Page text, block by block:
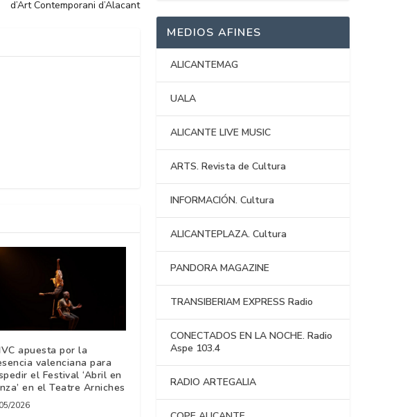
d’Art Contemporani d’Alacant
apuesta por la
valenciana para
el Festival ‘Abril en
en el Teatre Arniches
2026
MEDIOS AFINES
ALICANTEMAG
UALA
ALICANTE LIVE MUSIC
ARTS. Revista de Cultura
INFORMACIÓN. Cultura
ALICANTEPLAZA. Cultura
PANDORA MAGAZINE
TRANSIBERIAM EXPRESS Radio
CONECTADOS EN LA NOCHE. Radio
Aspe 103.4
RADIO ARTEGALIA